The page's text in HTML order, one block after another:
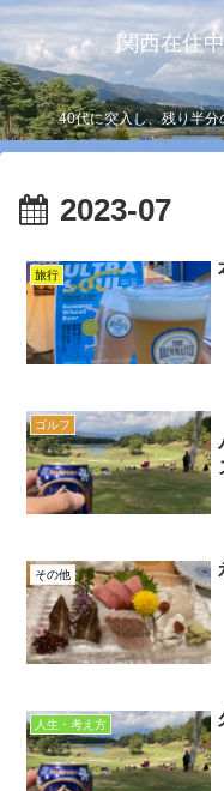
関西在住
40代に突入し、残り半
2023-07
旅行
ゴルフ
その他
人生・考え方